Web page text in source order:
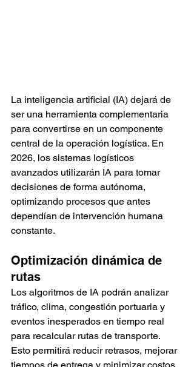
La inteligencia artificial (IA) dejará de
ser una herramienta complementaria
para convertirse en un componente
central de la operación logística. En
2026, los sistemas logísticos
avanzados utilizarán IA para tomar
decisiones de forma autónoma,
optimizando procesos que antes
dependían de intervención humana
constante.
Optimización dinámica de
rutas
Los algoritmos de IA podrán analizar
tráfico, clima, congestión portuaria y
eventos inesperados en tiempo real
para recalcular rutas de transporte.
Esto permitirá reducir retrasos, mejorar